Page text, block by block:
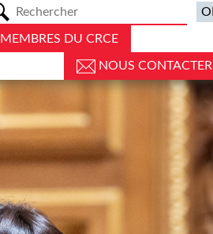
DU CRCE
NOUS CONTACTER